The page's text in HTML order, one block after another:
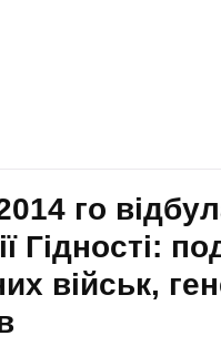
го
Гідності:
військ,